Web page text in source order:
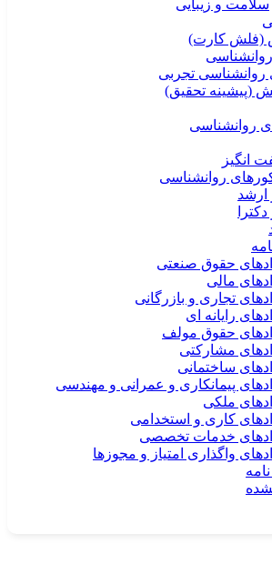
سلامت و زیبایی
(فلش کارت)
روانشناسی تجربی
(پیشینه تحقیق)
روانشناسی
انگیز
روانشناسی
ارشد
حقوق صنعتی
مالی
تجاری و بازرگانی
رایانه ای
حقوق مولف
مشارکتی
ساختمانی
پیمانکاری و عمرانی و مهندسی
ملکی
کاری و استخدامی
خدمات تخصصی
واگذاری امتیاز و مجوزها